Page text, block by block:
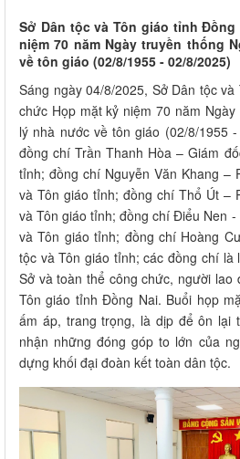
Sở Dân tộc và Tôn giáo tỉnh
niệm 70 năm Ngày truyền thống
về tôn giáo (02/8/1955 - 02/8/2025)
Sáng ngày 04/8/2025, Sở Dân tộc
chức Họp mặt kỷ niệm 70 năm
lý nhà nước về tôn giáo (02/8/1955
đồng chí Trần Thanh Hòa – Giám
tỉnh; đồng chí Nguyễn Văn Khang –
và Tôn giáo tỉnh; đồng chí Thổ Út –
và Tôn giáo tỉnh; đồng chí Điểu Nen
và Tôn giáo tỉnh; đồng chí Hoàng
tộc và Tôn giáo tỉnh; các đồng chí là
Sở và toàn thể công chức, người lao
Tôn giáo tỉnh Đồng Nai. Buổi họp
ấm áp, trang trọng, là dịp để ôn lại
nhận những đóng góp to lớn của
dựng khối đại đoàn kết toàn dân tộc.